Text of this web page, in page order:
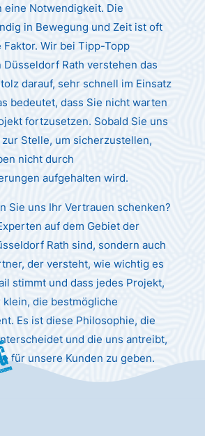
eine Notwendigkeit. Die
in Bewegung und Zeit ist oft
Wir bei Tipp-Topp
Düsseldorf Rath verstehen das
darauf, sehr schnell im Einsatz
bedeutet, dass Sie nicht warten
fortzusetzen. Sobald Sie uns
Stelle, um sicherzustellen,
nicht durch
aufgehalten wird.
Sie uns Ihr Vertrauen schenken?
auf dem Gebiet der
Rath sind, sondern auch
der versteht, wie wichtig es
stimmt und dass jedes Projekt,
die bestmögliche
Es ist diese Philosophie, die
und die uns antreibt,
für unsere Kunden zu geben.